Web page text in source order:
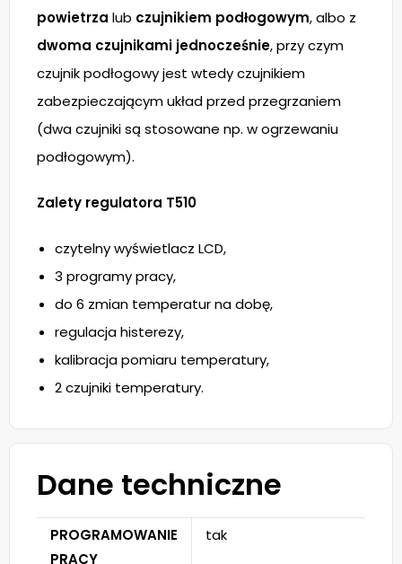
powietrza lub czujnikiem podłogowym, albo z
dwoma czujnikami jednocześnie, przy czym
czujnik podłogowy jest wtedy czujnikiem
zabezpieczającym układ przed przegrzaniem
(dwa czujniki są stosowane np. w ogrzewaniu
podłogowym).
Zalety regulatora T510
czytelny wyświetlacz LCD,
3 programy pracy,
do 6 zmian temperatur na dobę,
regulacja histerezy,
kalibracja pomiaru temperatury,
2 czujniki temperatury.
Dane techniczne
PROGRAMOWANIE
PRACY
tak